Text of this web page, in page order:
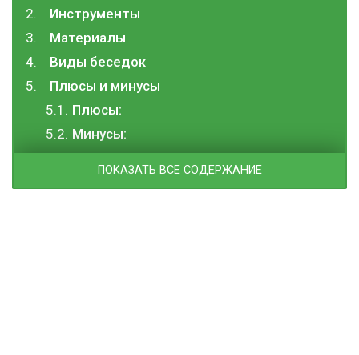
Инструменты
Материалы
Виды беседок
Плюсы и минусы
Плюсы:
Минусы:
ПОКАЗАТЬ ВСЕ СОДЕРЖАНИЕ